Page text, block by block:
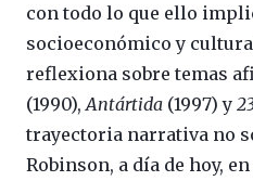
con todo lo que ello
socioeconómico y
reflexiona sobre temas
(1990), Antártida (1997) y
trayectoria narrativa no
Robinson, a día de hoy,